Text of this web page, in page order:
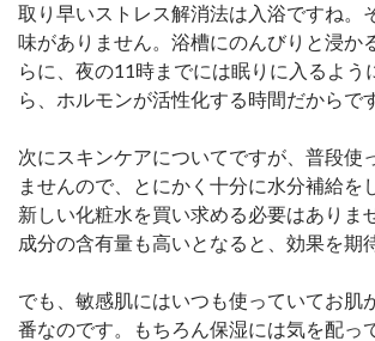
取り早いストレス解消法は入浴ですね。
味がありません。浴槽にのんびりと浸か
らに、夜の11時までには眠りに入るよう
ら、ホルモンが活性化する時間だからで
次にスキンケアについてですが、普段使
ませんので、とにかく十分に水分補給を
新しい化粧水を買い求める必要はありま
成分の含有量も高いとなると、効果を期
でも、敏感肌にはいつも使っていてお肌
番なのです。もちろん保湿には気を配っ